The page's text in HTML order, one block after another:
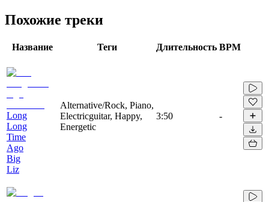
Похожие треки
Название Теги Длительность BPM
Long
Long
Time
Ago
Big
Liz
Alternative/Rock, Piano,
Electricguitar, Happy,
Energetic
3:50 -